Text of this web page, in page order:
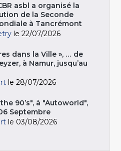
asbl a organisé la
de la Seconde
à Tancrémont
le 22/07/2026
dans la Ville », … de
à Namur, jusqu’au
le 28/07/2026
90’s", à "Autoworld",
Septembre
le 03/08/2026